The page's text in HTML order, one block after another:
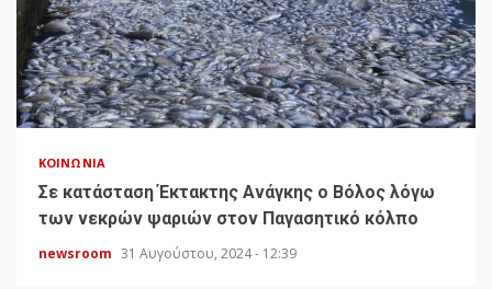
ΚΟΙΝΩΝΊΑ
Σε κατάσταση Έκτακτης Ανάγκης ο Βόλος λόγω
των νεκρών ψαριών στον Παγασητικό κόλπο
newsroom 31 Αυγούστου, 2024 - 12:39